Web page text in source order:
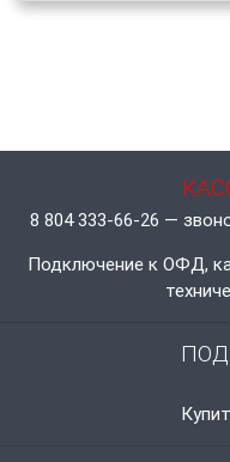
8 804 333-66-26 —
Подключение к ОФД,